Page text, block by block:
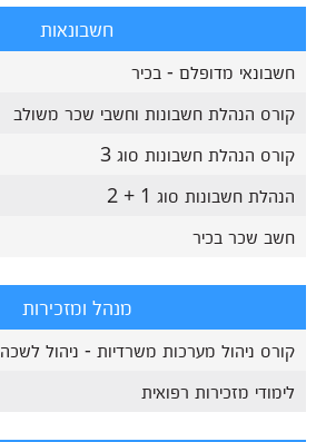
חשבונאות
חשבונאי מדופלם - בכיר
קורס הנהלת חשבונות וחשבי שכר משולב
קורס הנהלת חשבונות סוג 3
הנהלת חשבונות סוג 1 + 2
חשב שכר בכיר
מנהל ומזכירות
קורס ניהול מערכות משרדיות - ניהול לשכה
לימודי מזכירות רפואית